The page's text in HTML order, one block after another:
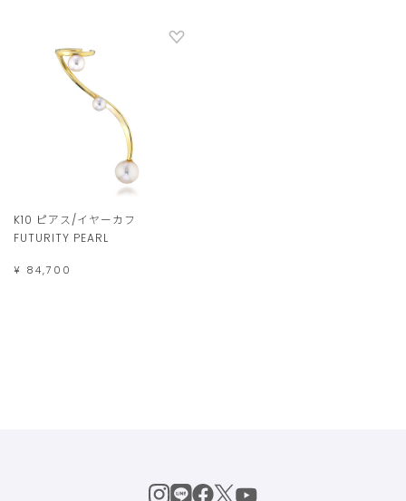
K10 ピアス/イヤーカフ
FUTURITY PEARL
¥ 84,700